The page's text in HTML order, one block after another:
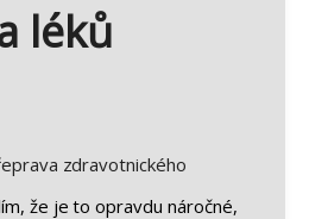
léků
zdravotnického
že je to opravdu náročné,